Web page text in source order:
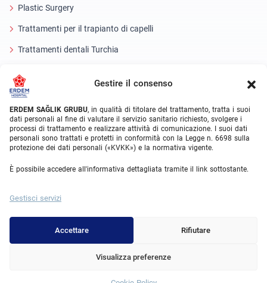
Gestire il consenso
ERDEM SAĞLIK GRUBU, in qualità di titolare del trattamento, tratta i suoi
dati personali al fine di valutare il servizio sanitario richiesto, svolgere i
processi di trattamento e realizzare attività di comunicazione. I suoi dati
personali sono trattati e protetti in conformità con la Legge n. 6698 sulla
protezione dei dati personali («KVKK») e la normativa vigente.
È possibile accedere all'informativa dettagliata tramite il link sottostante.
Gestisci servizi
Accettare Rifiutare
Visualizza preferenze
Plastic Surgery
Trattamenti per il trapianto di capelli
Trattamenti dentali Turchia
About Erdem
Chi siamo
Unità mediche
Squadra medica
© 2025 Erdem Hospital. All Rights Reserved.